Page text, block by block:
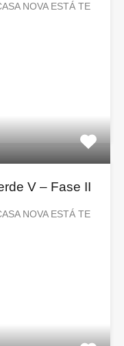
NOVA ESTÁ TE
V – Fase II
NOVA ESTÁ TE